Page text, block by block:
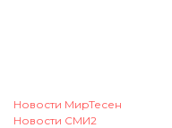
Новости МирТесен
Новости СМИ2